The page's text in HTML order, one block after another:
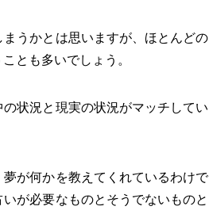
うかとは思いますが、ほとんどの
とも多いでしょう。
状況と現実の状況がマッチしてい
が何かを教えてくれているわけで
が必要なものとそうでないものと